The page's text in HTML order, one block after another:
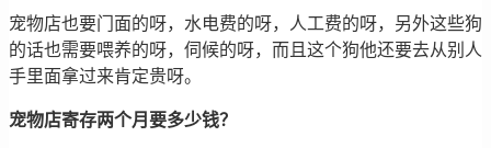
宠物店也要门面的呀，水电费的呀，人工费的呀，另外这些狗
的话也需要喂养的呀，伺候的呀，而且这个狗他还要去从别人
手里面拿过来肯定贵呀。
宠物店寄存两个月要多少钱？